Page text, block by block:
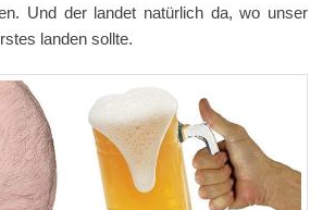
Und der landet natürlich da, wo unser
landen sollte.